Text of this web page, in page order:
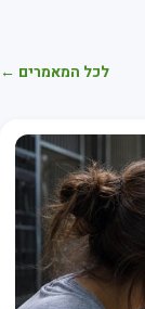
לכל המאמרים ←